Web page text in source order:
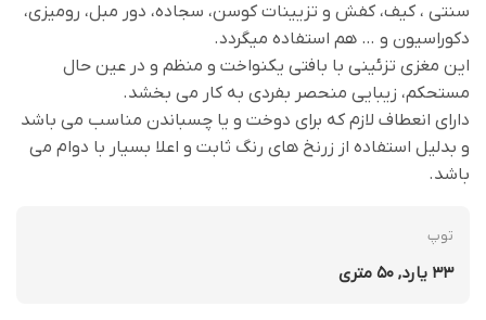
سنتی ، کیف، کفش و تزیینات کوسن، سجاده، دور مبل، رومیزی،
دکوراسیون و … هم استفاده میگردد.
این مغزی تزئینی با بافتی یکنواخت و منظم و در عین حال
مستحکم، زیبایی منحصر بفردی به کار می بخشد.
دارای انعطاف لازم که برای دوخت و یا چسباندن مناسب می باشد
و بدلیل استفاده از زرنخ های رنگ ثابت و اعلا بسیار با دوام می
باشد.
توپ
33 یارد, 50 متری